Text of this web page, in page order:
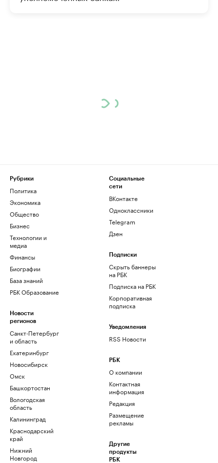
Рубрики
Политика
Экономика
Общество
Бизнес
Технологии и
медиа
Финансы
Биографии
База знаний
РБК Образование
Новости
регионов
Санкт-Петербург
и область
Екатеринбург
Новосибирск
Омск
Башкортостан
Вологодская
область
Калининград
Краснодарский
край
Нижний
Новгород
Социальные
сети
ВКонтакте
Одноклассники
Telegram
Дзен
Подписки
Скрыть баннеры
на РБК
Подписка на РБК
Корпоративная
подписка
Уведомления
RSS Новости
РБК
О компании
Контактная
информация
Редакция
Размещение
рекламы
Другие
продукты
РБК